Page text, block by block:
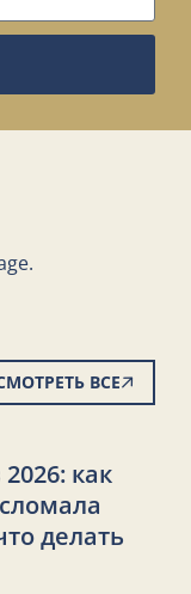
ВСЕ
как
делать